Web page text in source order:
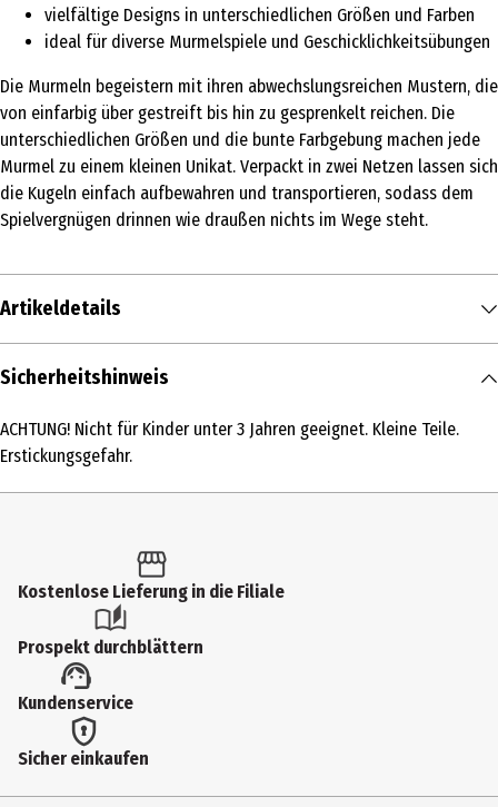
vielfältige Designs in unterschiedlichen Größen und Farben
ideal für diverse Murmelspiele und Geschicklichkeitsübungen
Die Murmeln begeistern mit ihren abwechslungsreichen Mustern, die
von einfarbig über gestreift bis hin zu gesprenkelt reichen. Die
unterschiedlichen Größen und die bunte Farbgebung machen jede
Murmel zu einem kleinen Unikat. Verpackt in zwei Netzen lassen sich
die Kugeln einfach aufbewahren und transportieren, sodass dem
Spielvergnügen drinnen wie draußen nichts im Wege steht.
Artikeldetails
Inhalt
Produkttyp
Artikelnummer des Herstellers
Lizenz (spw)
small foot Kugelbahnen
Zielgruppe
Sicherheitshinweis
ACHTUNG! Nicht für Kinder unter 3 Jahren geeignet. Kleine Teile.
Erstickungsgefahr.
Kostenlose Lieferung in die Filiale
Prospekt durchblättern
Kundenservice
Sicher einkaufen